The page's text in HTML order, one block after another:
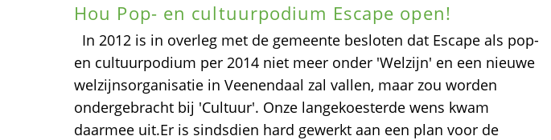
Hou Pop- en cultuurpodium Escape open!
In 2012 is in overleg met de gemeente besloten dat Escape als pop-
en cultuurpodium per 2014 niet meer onder 'Welzijn' en een nieuwe
welzijnsorganisatie in Veenendaal zal vallen, maar zou worden
ondergebracht bij 'Cultuur'. Onze langekoesterde wens kwam
daarmee uit.Er is sindsdien hard gewerkt aan een plan voor de